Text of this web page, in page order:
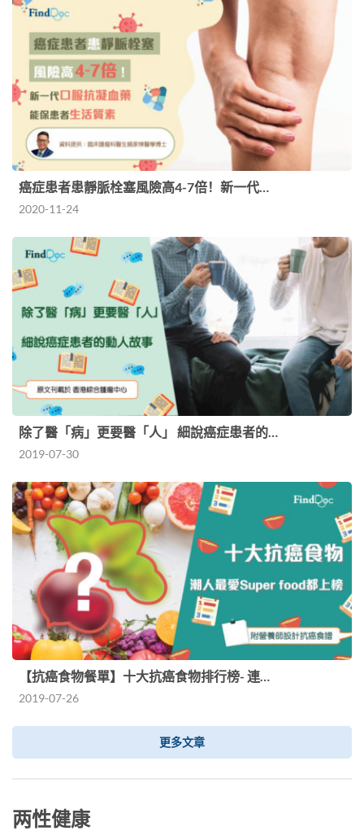
癌症患者患靜脈栓塞風險高4-7倍！新一代…
2020-11-24
除了醫「病」更要醫「人」 細說癌症患者的…
2019-07-30
【抗癌食物餐單】十大抗癌食物排行榜- 連…
2019-07-26
更多文章
两性健康